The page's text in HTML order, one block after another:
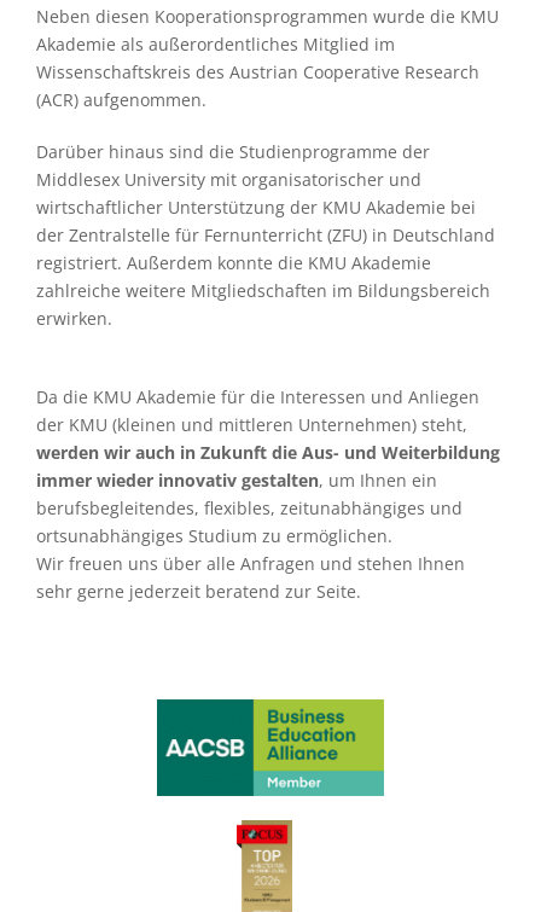
Neben diesen Kooperationsprogrammen wurde die KMU
Akademie als außerordentliches Mitglied im
Wissenschaftskreis des Austrian Cooperative Research
(ACR) aufgenommen.
Darüber hinaus sind die Studienprogramme der
Middlesex University mit organisatorischer und
wirtschaftlicher Unterstützung der KMU Akademie bei
der Zentralstelle für Fernunterricht (ZFU) in Deutschland
registriert. Außerdem konnte die KMU Akademie
zahlreiche weitere Mitgliedschaften im Bildungsbereich
erwirken.
Da die KMU Akademie für die Interessen und Anliegen
der KMU (kleinen und mittleren Unternehmen) steht,
werden wir auch in Zukunft die Aus- und Weiterbildung
immer wieder innovativ gestalten, um Ihnen ein
berufsbegleitendes, flexibles, zeitunabhängiges und
ortsunabhängiges Studium zu ermöglichen.
Wir freuen uns über alle Anfragen und stehen Ihnen
sehr gerne jederzeit beratend zur Seite.